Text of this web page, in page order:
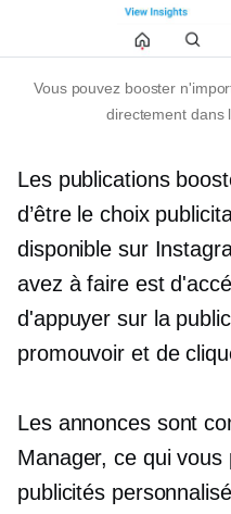
Vous pouvez booster
directement dans
Les publications
d’être le choix
disponible sur
avez à faire est
d'appuyer sur la
promouvoir et de
Les annonces sont
Manager, ce qui
publicités